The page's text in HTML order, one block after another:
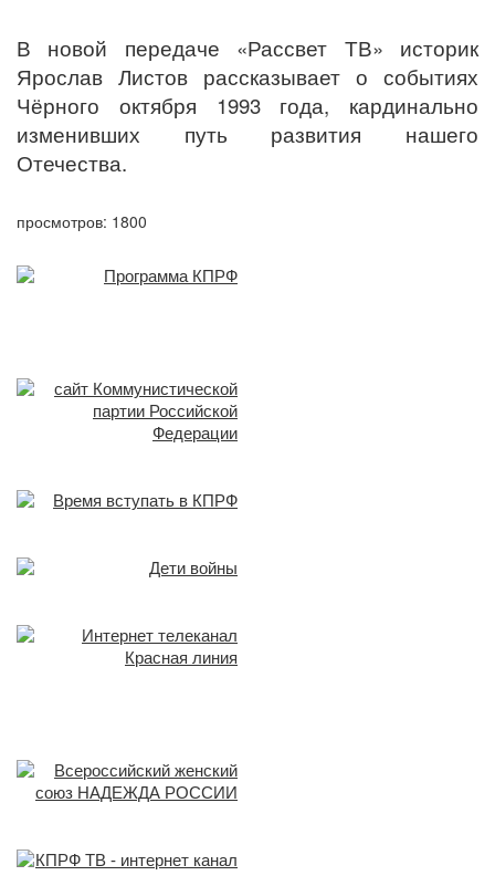
В новой передаче «Рассвет ТВ» историк
Ярослав Листов рассказывает о событиях
Чёрного октября 1993 года, кардинально
изменивших путь развития нашего
Отечества.
просмотров: 1800